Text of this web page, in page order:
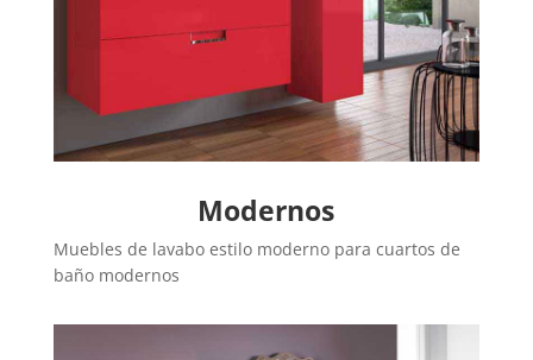
Modernos
Muebles de lavabo estilo moderno para cuartos de
baño modernos